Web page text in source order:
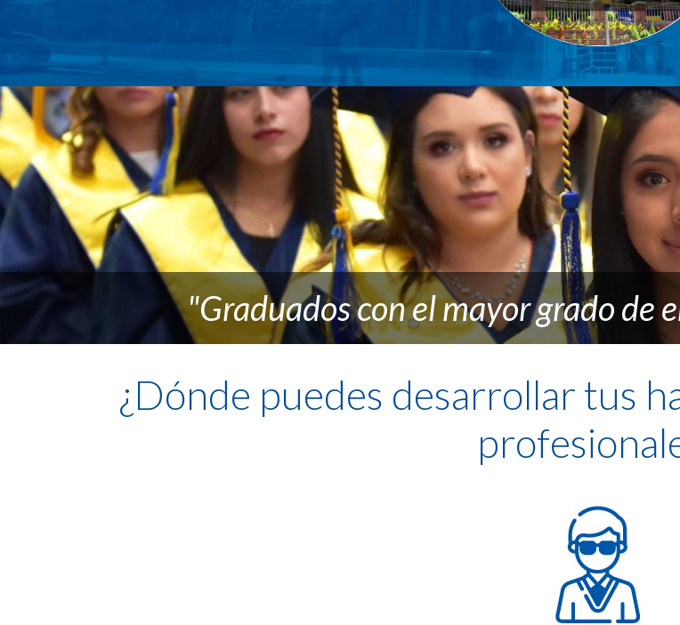
"Graduados con el mayor grado de
¿Dónde puedes desarrollar tus